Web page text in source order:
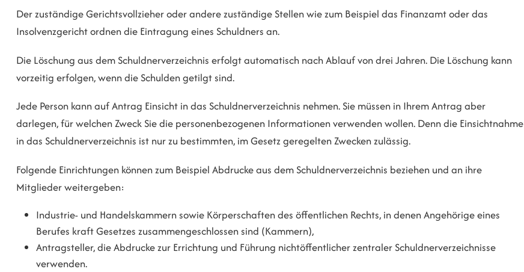
Der zuständige Gerichtsvollzieher oder andere zuständige Stellen wie zum Beispiel das Finanzamt oder das
Insolvenzgericht ordnen die Eintragung eines Schuldners an.
Die Löschung aus dem Schuldnerverzeichnis erfolgt automatisch nach Ablauf von drei Jahren. Die Löschung kann
vorzeitig erfolgen, wenn die Schulden getilgt sind.
Jede Person kann auf Antrag Einsicht in das Schuldnerverzeichnis nehmen. Sie müssen in Ihrem Antrag aber
darlegen, für welchen Zweck Sie die personenbezogenen Informationen verwenden wollen. Denn die Einsichtnahme
in das Schuldnerverzeichnis ist nur zu bestimmten, im Gesetz geregelten Zwecken zulässig.
Folgende Einrichtungen könnenzum Beispiel Abdrucke aus dem Schuldnerverzeichnis beziehen und an ihre
Mitglieder weitergeben:
Industrie- und Handelskammern sowie Körperschaften des öffentlichen Rechts, in denen Angehörige eines
Berufes kraft Gesetzes zusammengeschlossen sind (Kammern),
Antragsteller, die Abdrucke zur Errichtung und Führung nichtöffentlicher zentraler Schuldnerverzeichnisse
verwenden.